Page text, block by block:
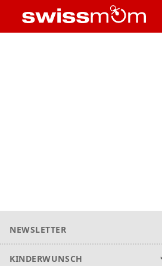
NEWSLETTER
KINDERWUNSCH